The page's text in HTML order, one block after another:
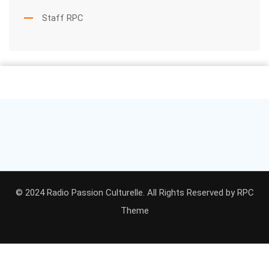
Staff RPC
© 2024 Radio Passion Culturelle. All Rights Reserved byRPC
Theme